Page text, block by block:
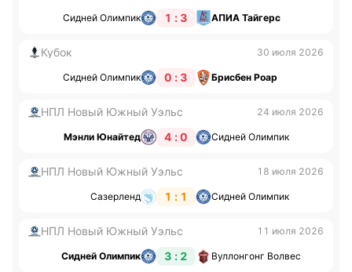
Сидней Олимпик 1 : 3 АПИА Тайгерс
Кубок 30 июля 2026
Сидней Олимпик 0 : 3 Брисбен Роар
НПЛ Новый Южный Уэльс 24 июля 2026
Мэнли Юнайтед 4 : 0 Сидней Олимпик
НПЛ Новый Южный Уэльс 18 июля 2026
Сазерленд 1 : 1 Сидней Олимпик
НПЛ Новый Южный Уэльс 11 июля 2026
Сидней Олимпик 3 : 2 Вуллонгонг Волвес